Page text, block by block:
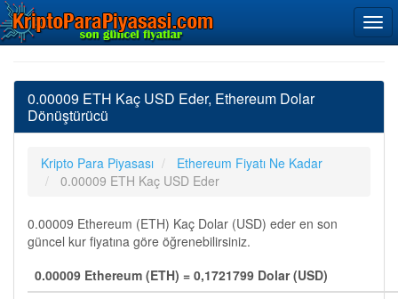
0.00009 ETH Kaç USD Eder, Ethereum Dolar
Dönüştürücü
Kripto Para Piyasası
Ethereum Fiyatı Ne Kadar
0.00009 ETH Kaç USD Eder
0.00009 Ethereum (ETH) Kaç Dolar (USD) eder en son
güncel kur fiyatına göre öğrenebilirsiniz.
0.00009 Ethereum (ETH) = 0,1721799 Dolar (USD)